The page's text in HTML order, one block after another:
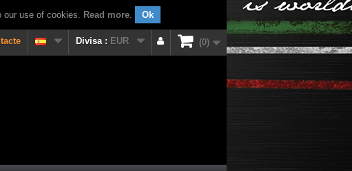
our use of cookies. Read more. Ok
0
Divisa : EUR